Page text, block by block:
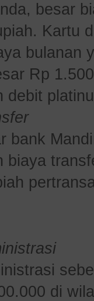
besar
Kartu
bulanan
Rp
debit
bank
biaya
di